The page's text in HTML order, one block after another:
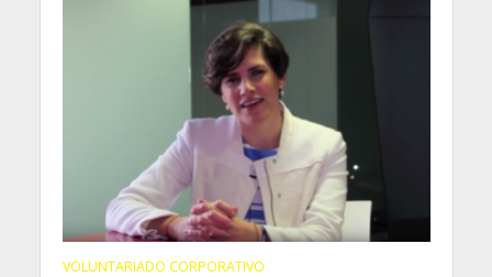
VOLUNTARIADO CORPORATIVO